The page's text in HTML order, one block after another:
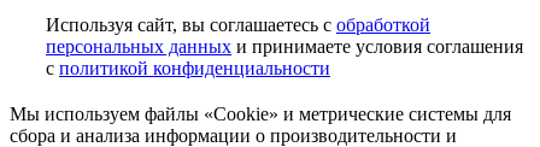
Используя сайт, вы соглашаетесь с обработкой
персональных данных и принимаете условия соглашения
с политикой конфиденциальности
Мы используем файлы «Cookie» и метрические системы для
сбора и анализа информации о производительности и